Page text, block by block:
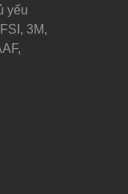
yếu
3M,